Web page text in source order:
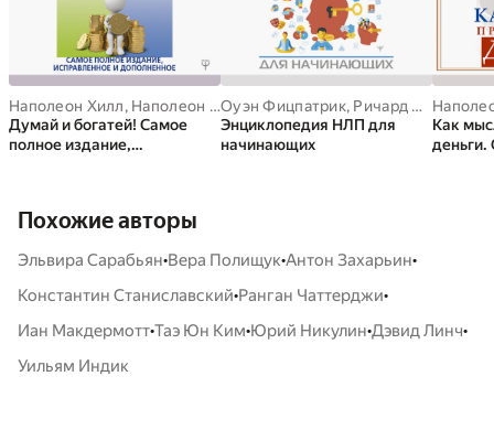
Наполеон Хилл, Наполеон Хилл
Думай и богатей! Самое
полное издание,
Оуэн Фицпатрик, Ричард Бэндлер ,
Энциклопедия НЛП для
начинающих
Как
деньги.
Похожие авторы
Эльвира Сарабьян•Вера Полищук•Антон Захарьин•
Константин Станиславский•Ранган Чаттерджи•
Иан Макдермотт•Таэ Юн Ким•Юрий Никулин•Дэвид Линч•
Уильям Индик